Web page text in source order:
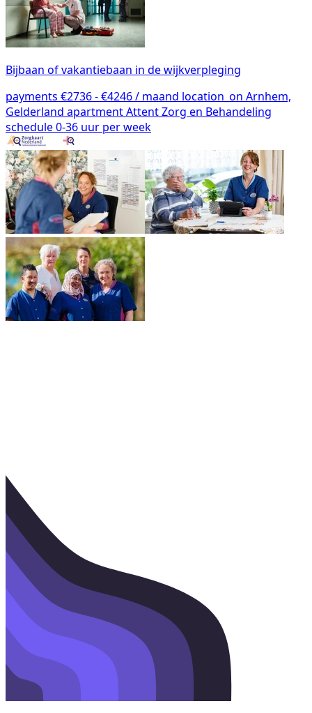
Bijbaan of vakantiebaan in de wijkverpleging
payments €2736 - €4246 / maand location_on Arnhem,
Gelderland apartmentAttent Zorg en Behandeling
schedule0-36 uur per week